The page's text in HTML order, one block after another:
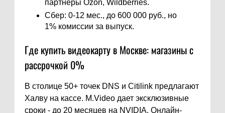
партнеры Ozon, Wildberries.
Сбер: 0-12 мес., до 600 000 руб., но
1% комиссии за выпуск.
Где купить видеокарту в Москве: магазины с
рассрочкой 0%
В столице 50+ точек DNS и Citilink предлагают
Халву на кассе. M.Video дает эксклюзивные
сроки - до 20 месяцев на NVIDIA. Онлайн-